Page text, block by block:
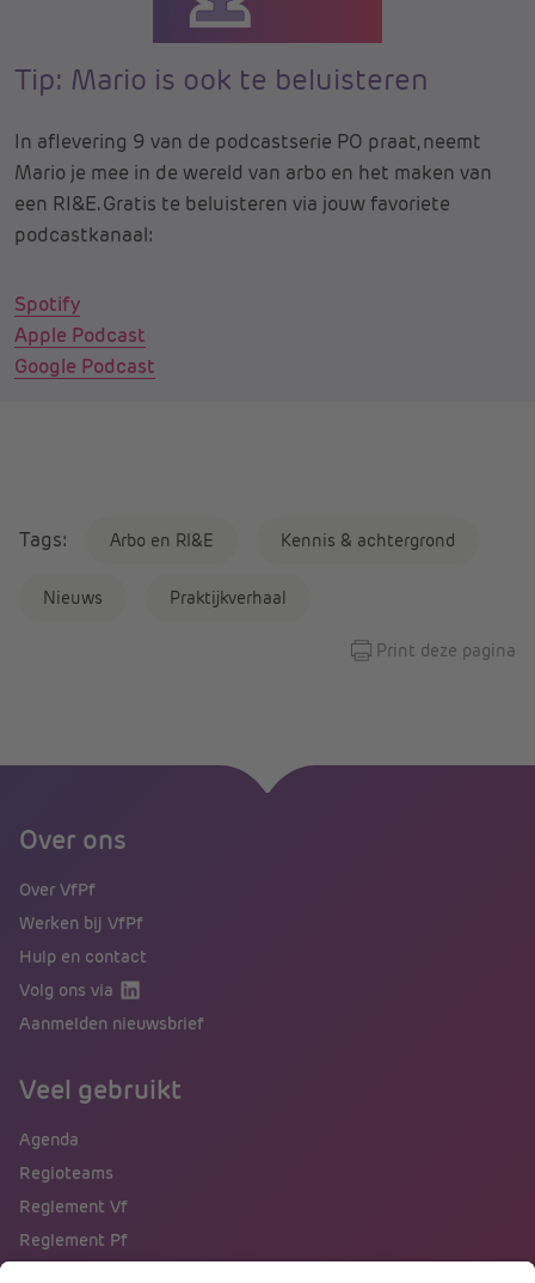
Tip: Mario is ook te beluisteren
In aflevering 9 van de podcastserie PO praat, neemt
Mario je mee in de wereld van arbo en het maken van
een RI&E. Gratis te beluisteren via jouw favoriete
podcastkanaal:
Spotify
Apple Podcast
Google Podcast
Tags: Arbo en RI&E Kennis & achtergrond
Nieuws Praktijkverhaal
Print deze pagina
Over ons
Over VfPf
Werken bij VfPf
Hulp en contact
Volg ons via
Aanmelden nieuwsbrief
Veel gebruikt
Agenda
Regioteams
Reglement Vf
Reglement Pf